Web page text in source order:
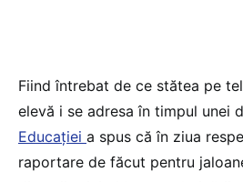
Fiind întrebat de ce stătea pe
elevă i se adresa în timpul unei
Educației a spus că în ziua
raportare de făcut pentru